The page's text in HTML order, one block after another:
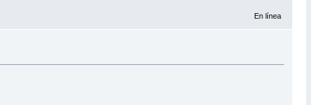
En línea